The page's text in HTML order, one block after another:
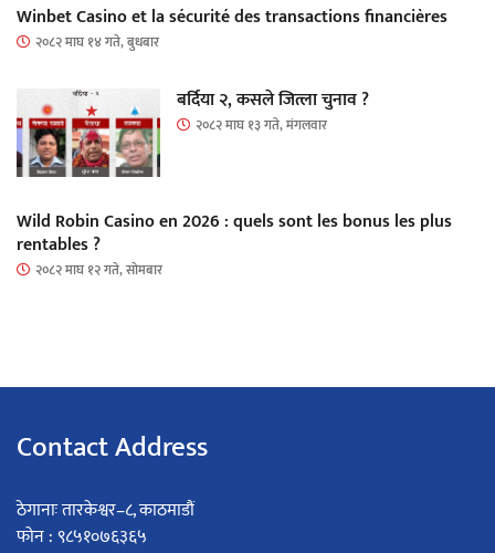
Winbet Casino et la sécurité des transactions financières
२०८२ माघ १४ गते, बुधबार
बर्दिया २, कसले जित्ला चुनाव ?
२०८२ माघ १३ गते, मंगलवार
Wild Robin Casino en 2026 : quels sont les bonus les plus
rentables ?
२०८२ माघ १२ गते, सोमबार
Contact Address
ठेगानाः तारकेश्वर–८, काठमाडौं
फोन : ९८५१०७६३६५